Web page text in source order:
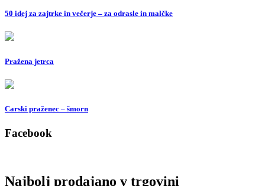
50 idej za zajtrke in večerje – za odrasle in malčke
Pražena jetrca
Carski praženec – šmorn
Facebook
Najbolj prodajano v trgovini